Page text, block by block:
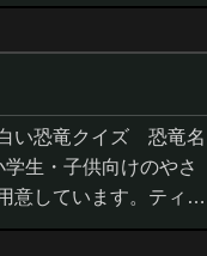
い恐竜クイズ 恐竜名
生・子供向けのやさ
意しています。ティラ
...